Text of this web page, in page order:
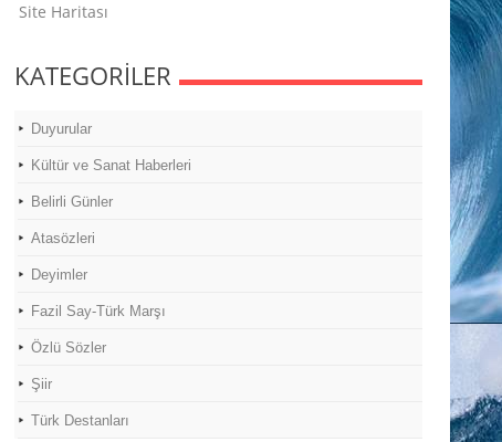
Site Haritası
KATEGORİLER
Duyurular
Kültür ve Sanat Haberleri
Belirli Günler
Atasözleri
Deyimler
Fazil Say-Türk Marşı
Özlü Sözler
Şiir
Türk Destanları